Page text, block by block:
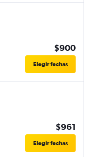
$900
Elegir fechas
$961
Elegir fechas